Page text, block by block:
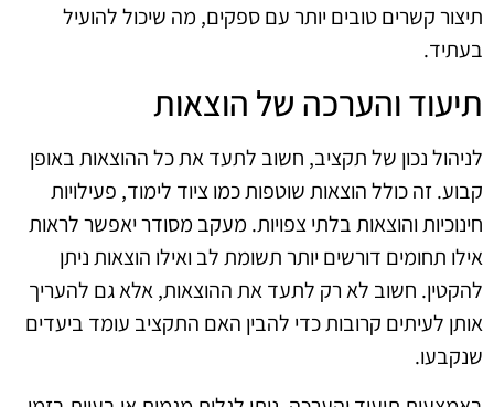
תיצור קשרים טובים יותר עם ספקים, מה שיכול להועיל
בעתיד.
תיעוד והערכה של הוצאות
לניהול נכון של תקציב, חשוב לתעד את כל ההוצאות באופן
קבוע. זה כולל הוצאות שוטפות כמו ציוד לימוד, פעילויות
חינוכיות והוצאות בלתי צפויות. מעקב מסודר יאפשר לראות
אילו תחומים דורשים יותר תשומת לב ואילו הוצאות ניתן
להקטין. חשוב לא רק לתעד את ההוצאות, אלא גם להעריך
אותן לעיתים קרובות כדי להבין האם התקציב עומד ביעדים
שנקבעו.